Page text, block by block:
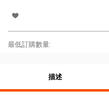
最低訂購數量:
描述